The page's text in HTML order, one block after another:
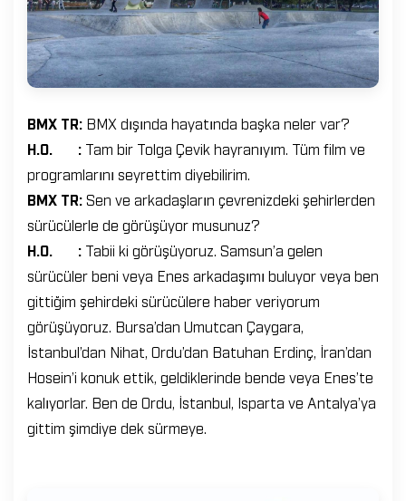
BMX TR: BMX dışında hayatında başka neler var?
H.O. : Tam bir Tolga Çevik hayranıyım. Tüm film ve
programlarını seyrettim diyebilirim.
BMX TR: Sen ve arkadaşların çevrenizdeki şehirlerden
sürücülerle de görüşüyor musunuz?
H.O. : Tabii ki görüşüyoruz. Samsun’a gelen
sürücüler beni veya Enes arkadaşımı buluyor veya ben
gittiğim şehirdeki sürücülere haber veriyorum
görüşüyoruz. Bursa’dan Umutcan Çaygara,
İstanbul’dan Nihat, Ordu’dan Batuhan Erdinç, İran’dan
Hosein’i konuk ettik, geldiklerinde bende veya Enes’te
kalıyorlar. Ben de Ordu, İstanbul, Isparta ve Antalya’ya
gittim şimdiye dek sürmeye.